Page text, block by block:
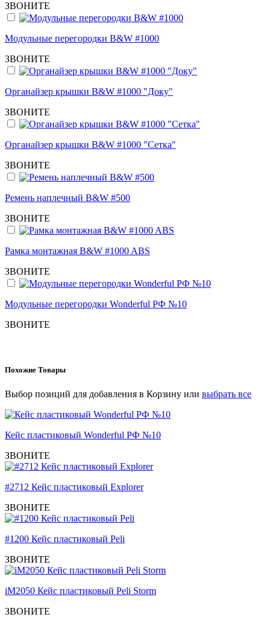
ЗВОНИТЕ
Модульные перегородки B&W #1000
ЗВОНИТЕ
Органайзер крышки B&W #1000 "Доку"
ЗВОНИТЕ
Органайзер крышки B&W #1000 "Сетка"
ЗВОНИТЕ
Ремень наплечный B&W #500
ЗВОНИТЕ
Рамка монтажная B&W #1000 ABS
ЗВОНИТЕ
Модульные перегородки Wonderful РФ №10
ЗВОНИТЕ
Похожие Товары
Выбор позиций для добавления в Корзину или выбрать все
Кейс пластиковый Wonderful РФ №10
ЗВОНИТЕ
#2712 Кейс пластиковый Explorer
ЗВОНИТЕ
#1200 Кейс пластиковый Peli
ЗВОНИТЕ
iM2050 Кейс пластиковый Peli Storm
ЗВОНИТЕ